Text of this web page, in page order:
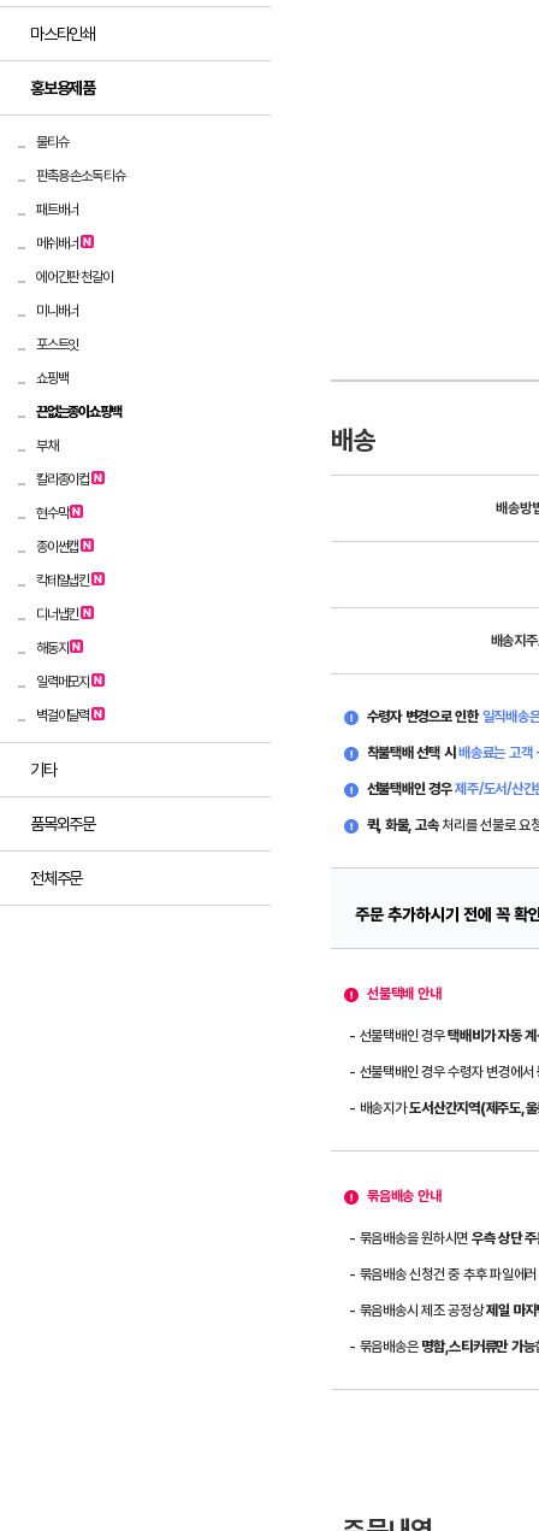
마스타인쇄
홍보용제품
물티슈
판촉용 손소독 티슈
패트배너
메쉬배너
에어간판 천갈이
미니배너
포스트잇
쇼핑백
끈없는종이쇼핑백
부채
칼라종이컵
현수막
종이썬캡
칵테일냅킨
디너냅킨
해동지
일력메모지
벽걸이달력
기타
품목외주문
전체주문
배송
배송방
배송지
수령자 변경으로 인한일직배송
착불택배 선택 시 배송료는 고
선불택배인 경우제주/도서/산간
퀵, 화물, 고속처리를 선불로 요
주문 추가하시기 전에 꼭 확
선불택배 안내
- 선불택배인 경우택배비가 자동
- 선불택배인 경우 수령자 변경에서
- 배송지가도서산간지역(제주도,
묶음배송 안내
- 묶음배송을 원하시면 우측 상단
- 묶음배송 신청건 중 추후 파일에
- 묶음배송시 제조 공정상제일 마
- 묶음배송은 명함,스티커류만 가능